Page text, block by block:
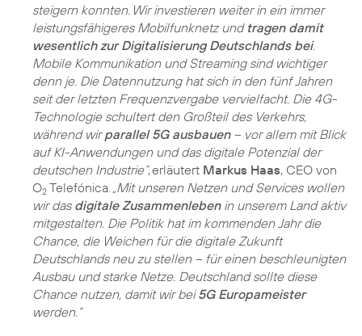
steigern konnten. Wir investieren weiter in ein immer
leistungsfähigeres Mobilfunknetz und tragen damit
wesentlich zur Digitalisierung Deutschlands bei.
Mobile Kommunikation und Streaming sind wichtiger
denn je. Die Datennutzung hat sich in den fünf Jahren
seit der letzten Frequenzvergabe vervielfacht. Die 4G-
Technologie schultert den Großteil des Verkehrs,
während wirparallel 5G ausbauen– vor allem mit Blick
auf KI-Anwendungen und das digitale Potenzial der
deutschen Industrie“, erläutert Markus Haas, CEO von
O2 Telefónica.„Mit unseren Netzen und Services wollen
wir das digitale Zusammenlebenin unserem Land aktiv
mitgestalten. Die Politik hat im kommenden Jahr die
Chance, die Weichen für die digitale Zukunft
Deutschlands neu zu stellen – für einen beschleunigten
Ausbau und starke Netze. Deutschland sollte diese
Chance nutzen, damit wir bei5G Europameister
werden.“